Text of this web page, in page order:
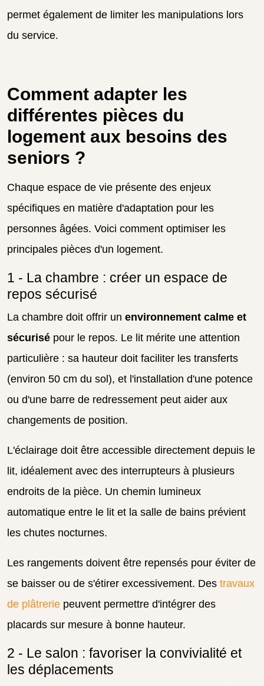
permet également de limiter les manipulations lors
du service.
Comment adapter les
différentes pièces du
logement aux besoins des
seniors ?
Chaque espace de vie présente des enjeux
spécifiques en matière d'adaptation pour les
personnes âgées. Voici comment optimiser les
principales pièces d'un logement.
1 - La chambre : créer un espace de
repos sécurisé
La chambre doit offrir un environnement calme et
sécurisé pour le repos. Le lit mérite une attention
particulière : sa hauteur doit faciliter les transferts
(environ 50 cm du sol), et l'installation d'une potence
ou d'une barre de redressement peut aider aux
changements de position.
L'éclairage doit être accessible directement depuis le
lit, idéalement avec des interrupteurs à plusieurs
endroits de la pièce. Un chemin lumineux
automatique entre le lit et la salle de bains prévient
les chutes nocturnes.
Les rangements doivent être repensés pour éviter de
se baisser ou de s'étirer excessivement. Des travaux
de plâtrerie peuvent permettre d'intégrer des
placards sur mesure à bonne hauteur.
2 - Le salon : favoriser la convivialité et
les déplacements